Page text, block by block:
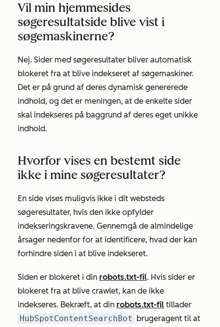
Vil min hjemmesides
søgeresultatside blive vist i
søgemaskinerne?
Nej. Sider med søgeresultater bliver automatisk
blokeret fra at blive indekseret af søgemaskiner.
Det er på grund af deres dynamisk genererede
indhold, og det er meningen, at de enkelte sider
skal indekseres på baggrund af deres eget unikke
indhold.
Hvorfor vises en bestemt side
ikke i mine søgeresultater?
En side vises muligvis ikke i dit websteds
søgeresultater, hvis den ikke opfylder
indekseringskravene. Gennemgå de almindelige
årsager nedenfor for at identificere, hvad der kan
forhindre siden i at blive indekseret.
Siden er blokeret i din robots.txt-fil. Hvis sider er
blokeret fra at blive crawlet, kan de ikke
indekseres. Bekræft, at din robots.txt-fil tillader
HubSpotContentSearchBot brugeragent til at